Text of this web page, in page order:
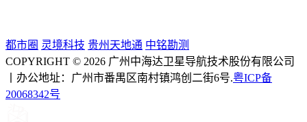
都市圈 灵境科技 贵州天地通 中铭勘测
COPYRIGHT © 2026 广州中海达卫星导航技术股份有限公司
丨办公地址：广州市番禺区南村镇鸿创二街6号.粤ICP备
20068342号